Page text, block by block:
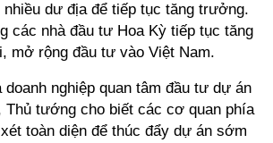
dư địa để tiếp tục tăng trưởng.
các nhà đầu tư Hoa Kỳ tiếp tục tăng
mở rộng đầu tư vào Việt Nam.
nghiệp quan tâm đầu tư dự án
Thủ tướng cho biết các cơ quan phía
toàn diện để thúc đẩy dự án sớm